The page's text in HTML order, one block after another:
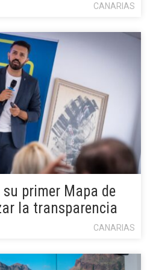
CANARIAS
primer Mapa de
la transparencia
CANARIAS